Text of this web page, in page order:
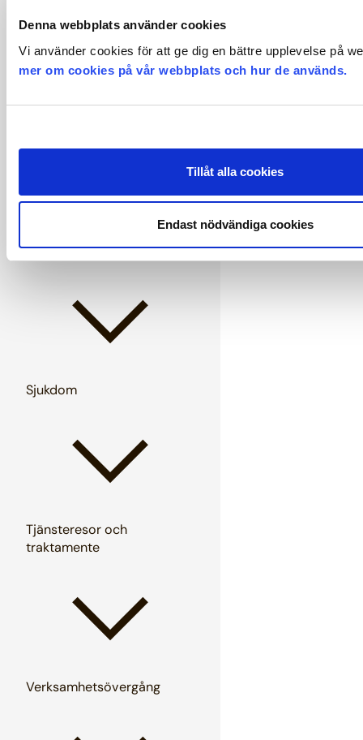
Denna webbplats använder cookies
Vi använder cookies för att ge dig en bättre upplevelse på
mer om cookies på vår webbplats och hur de används.
Tillåt alla cookies
Endast nödvändiga cookies
Semester
Sjukdom
Tjänsteresor och
traktamente
Verksamhetsövergång